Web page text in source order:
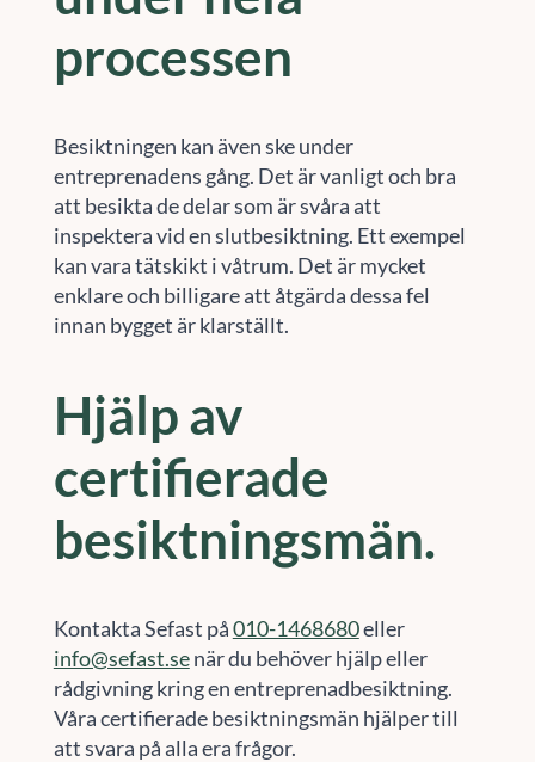
processen
Besiktningen kan även ske under
entreprenadens gång. Det är vanligt och bra
att besikta de delar som är svåra att
inspektera vid en slutbesiktning. Ett exempel
kan vara tätskikt i våtrum. Det är mycket
enklare och billigare att åtgärda dessa fel
innan bygget är klarställt.
Hjälp av
certifierade
besiktningsmän.
Kontakta Sefast på010-1468680eller
info@sefast.senär du behöver hjälp eller
rådgivning kring en entreprenadbesiktning.
Våra certifierade besiktningsmän hjälper till
att svara på alla era frågor.